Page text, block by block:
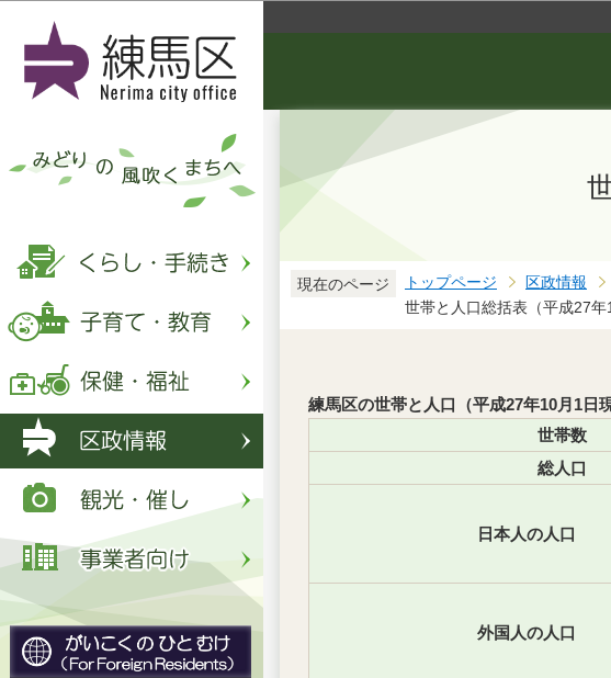
現在のページ トップページ 区政情報
世帯と人口総括表（平成27年
練馬区の世帯と人口（平成27年10月1日現
世帯数
総人口
日本人の人口
外国人の人口